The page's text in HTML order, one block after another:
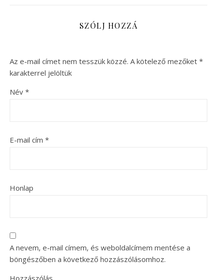
SZÓLJ HOZZÁ
Az e-mail címet nem tesszük közzé. A kötelező mezőket *
karakterrel jelöltük
Név *
E-mail cím *
Honlap
A nevem, e-mail címem, és weboldalcímem mentése a
böngészőben a következő hozzászólásomhoz.